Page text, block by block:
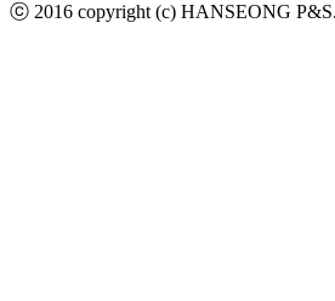
ⓒ 2016 copyright (c) HANSEONG